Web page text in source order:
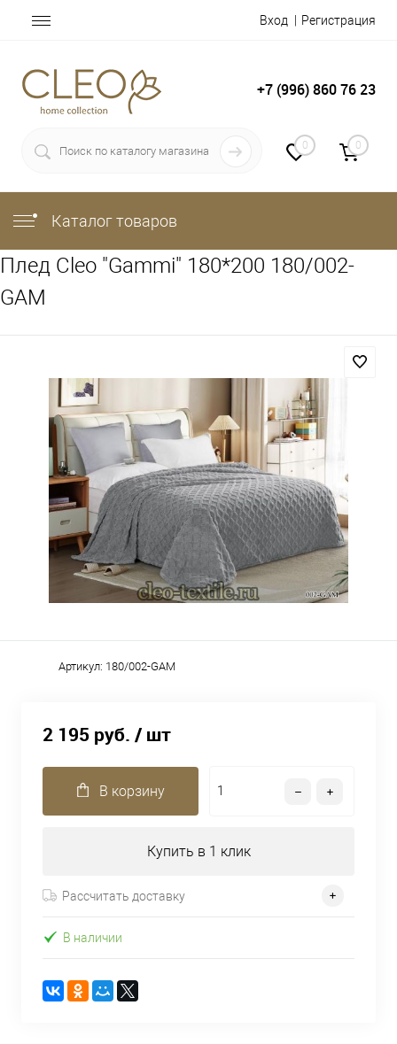
Вход Регистрация
+7 (996) 860 76 23
0 0
Каталог товаров
Плед Cleo "Gammi" 180*200 180/002-
GAM
Артикул: 180/002-GAM
2 195 руб. / шт
В корзину
Купить в 1 клик
Рассчитать доставку
В наличии